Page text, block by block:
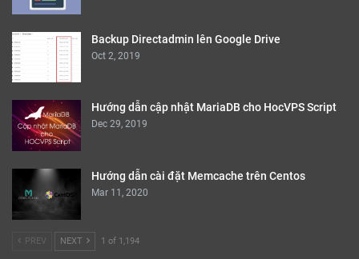
Backup Directadmin lên Google Drive
Oct 2, 2019
Hướng dẫn cập nhật MariaDB cho HocVPS Script
Dec 29, 2019
Hướng dẫn cài đặt Memcache trên Centos
Mar 11, 2020
PREV NEXT 1 of 1,194